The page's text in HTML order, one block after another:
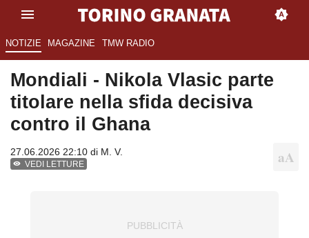
NOTIZIE MAGAZINE TMW RADIO
Mondiali - Nikola Vlasic parte
titolare nella sfida decisiva
contro il Ghana
27.06.2026 22:10 di M. V.
VEDI LETTURE